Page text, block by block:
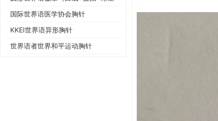
+ESPERANTO)
国际世界语医学协会胸针
KKEI世界语异形胸针
世界语者世界和平运动胸针